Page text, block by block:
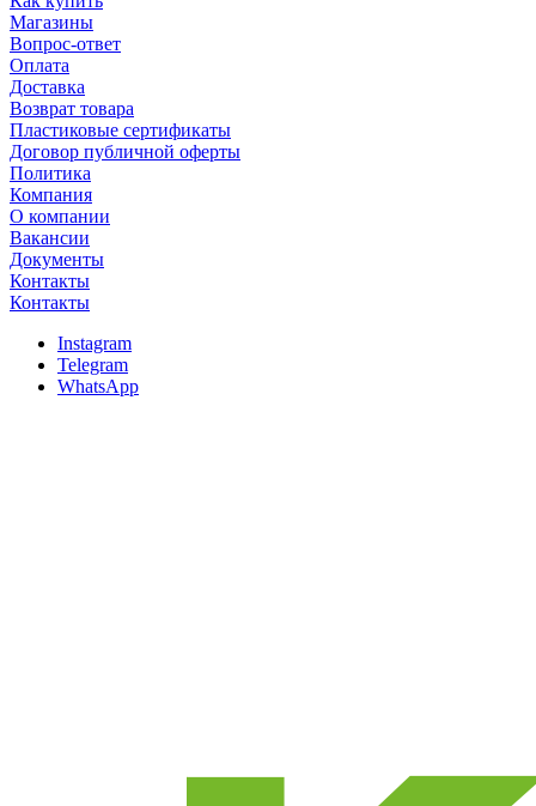
Магазины
Вопрос-ответ
Оплата
Доставка
Возврат товара
Пластиковые сертификаты
Договор публичной оферты
Политика
Компания
О компании
Вакансии
Документы
Контакты
Контакты
Instagram
Telegram
WhatsApp